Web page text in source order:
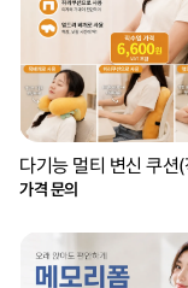
다기능 멀티 변신 쿠션
가격 문의